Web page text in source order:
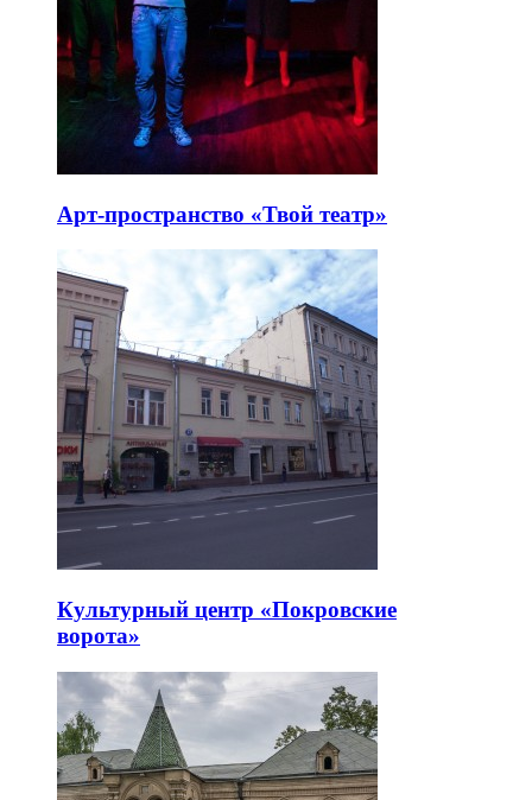
Арт-пространство «Твой театр»
Культурный центр «Покровские
ворота»